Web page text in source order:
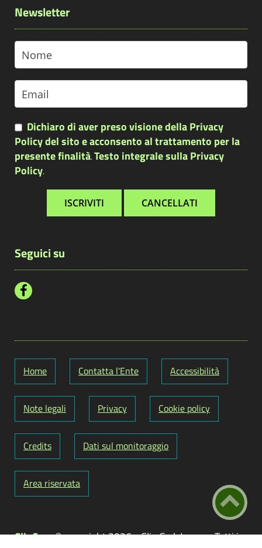
Newsletter
Dichiaro di aver preso visione della Privacy
Policy del sito e acconsento al trattamento per la
presente finalità.Testo integrale sulla Privacy
Policy.
Seguici su
Home Contatta l'Ente Accessibilità
Note legali Privacy Cookie policy
Credits Dati sul monitoraggio
Area riservata
ClioCom© copyright 2026 - Clio S.r.l. Lecce - Tutti i